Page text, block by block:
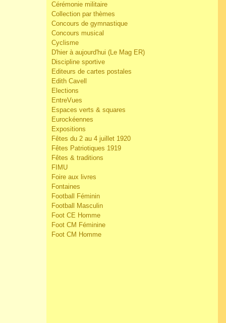
Cérémonie militaire
Collection par thèmes
Concours de gymnastique
Concours musical
Cyclisme
D'hier à aujourd'hui (Le Mag ER)
Discipline sportive
Editeurs de cartes postales
Edith Cavell
Elections
EntreVues
Espaces verts & squares
Eurockéennes
Expositions
Fêtes du 2 au 4 juillet 1920
Fêtes Patriotiques 1919
Fêtes & traditions
FIMU
Foire aux livres
Fontaines
Football Féminin
Football Masculin
Foot CE Homme
Foot CM Féminine
Foot CM Homme